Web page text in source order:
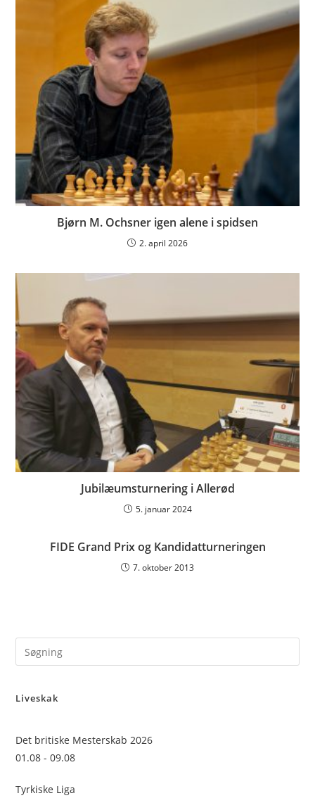
Bjørn M. Ochsner igen alene i spidsen
2. april 2026
Jubilæumsturnering i Allerød
5. januar 2024
FIDE Grand Prix og Kandidatturneringen
7. oktober 2013
Liveskak
Det britiske Mesterskab 2026
01.08 - 09.08
Tyrkiske Liga